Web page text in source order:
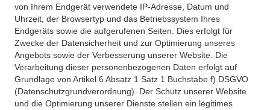
von Ihrem Endgerät verwendete IP-Adresse, Datum und
Uhrzeit, der Browsertyp und das Betriebssystem Ihres
Endgeräts sowie die aufgerufenen Seiten. Dies erfolgt für
Zwecke der Datensicherheit und zur Optimierung unseres
Angebots sowie der Verbesserung unserer Website. Die
Verarbeitung dieser personenbezogenen Daten erfolgt auf
Grundlage von Artikel 6 Absatz 1 Satz 1 Buchstabe f) DSGVO
(Datenschutzgrundverordnung). Der Schutz unserer Website
und die Optimierung unserer Dienste stellen ein legitimes